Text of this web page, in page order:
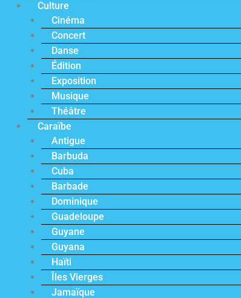
Culture
Cinéma
Concert
Danse
Édition
Exposition
Musique
Théâtre
Caraïbe
Antigue
Barbuda
Cuba
Barbade
Dominique
Guadeloupe
Guyane
Guyana
Haïti
Îles Vierges
Jamaïque